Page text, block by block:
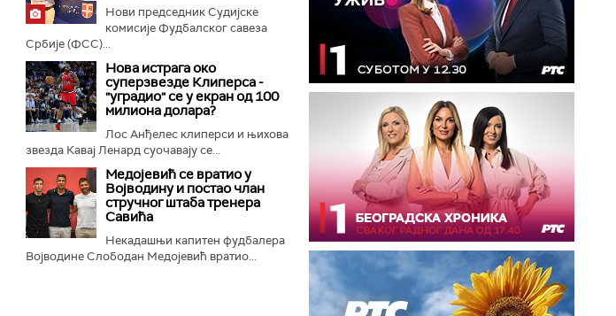
Нови председник Судијске
комисије Фудбалског савеза
Србије (ФСС)...
Нова истрага око
суперзвезде Клиперса -
"уградио" се у екран од 100
милиона долара?
Лос Анђелес клиперси и њихова
звезда Кавај Ленард суочавају се...
Медојевић се вратио у
Војводину и постао члан
стручног штаба тренера
Савића
Некадашњи капитен фудбалера
Војводине Слободан Медојевић вратио...